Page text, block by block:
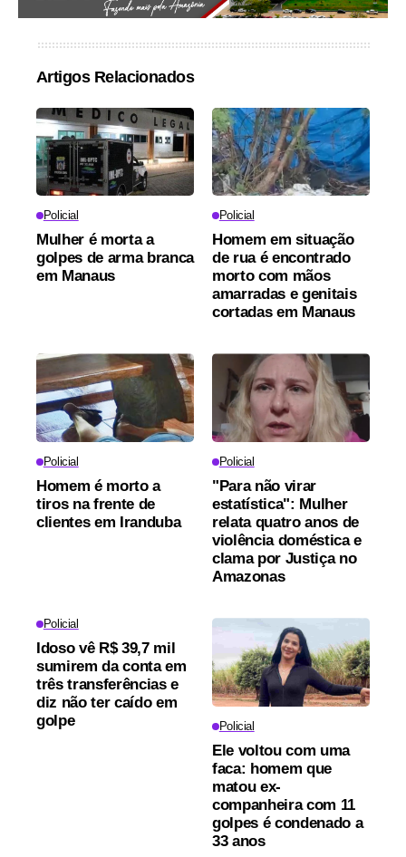
Artigos Relacionados
Policial
Mulher é morta a
golpes de arma branca
em Manaus
Policial
Homem em situação
de rua é encontrado
morto com mãos
amarradas e genitais
cortadas em Manaus
Policial
Homem é morto a
tiros na frente de
clientes em Iranduba
Policial
"Para não virar
estatística": Mulher
relata quatro anos de
violência doméstica e
clama por Justiça no
Amazonas
Policial
Idoso vê R$ 39,7 mil
sumirem da conta em
três transferências e
diz não ter caído em
golpe
Policial
Ele voltou com uma
faca: homem que
matou ex-
companheira com 11
golpes é condenado a
33 anos